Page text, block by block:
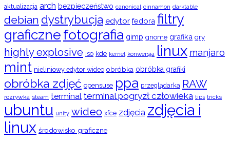
aktualizacja arch bezpieczeństwo canonical cinnamon darktable
debian dystrybucja edytor fedora filtry
graficznefotografia gimp gnome grafika gry
highly explosive iso kde kernel konwersja linux manjaro
mint nieliniowy edytor wideo obróbka obróbka grafiki
obróbka zdjęć opensuse ppa przeglądarka RAW
rozrywka steam terminal terminal pogryzł człowieka tips tricks
ubuntu unity wideo xfce zdjęcia zdjęcia i
linux środowisko graficzne